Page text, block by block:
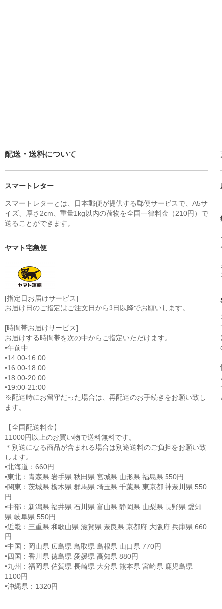
配送・送料について
スマートレター
スマートレターとは、日本郵便が提供する郵便サービスで、A5サ
イズ、厚さ2cm、重量1kg以内の荷物を全国一律料金（210円）で
送ることができます。
ヤマト宅急便
[指定日お届けサービス]
お届け日のご指定はご注文日から3日以降でお願いします。
[時間帯お届けサービス]
お届けする時間帯を次の中からご指定いただけます。
•午前中
•14:00-16:00
•16:00-18:00
•18:00-20:00
•19:00-21:00
※配達時にお留守だった場合は、再配達のお手続きをお願い致し
ます。
【全国配送料金】
11000円以上のお買い物で送料無料です。
＊別送になる商品が含まれる場合は別途送料のご負担をお願い致
します。
•北海道：660円
•東北：青森県 岩手県 秋田県 宮城県 山形県 福島県 550円
•関東：茨城県 栃木県 群馬県 埼玉県 千葉県 東京都 神奈川県 550
円
•中部：新潟県 福井県 石川県 富山県 静岡県 山梨県 長野県 愛知
県 岐阜県 550円
•近畿：三重県 和歌山県 滋賀県 奈良県 京都府 大阪府 兵庫県 660
円
•中国：岡山県 広島県 鳥取県 島根県 山口県 770円
•四国：香川県 徳島県 愛媛県 高知県 880円
•九州：福岡県 佐賀県 長崎県 大分県 熊本県 宮崎県 鹿児島県
1100円
•沖縄県：1320円